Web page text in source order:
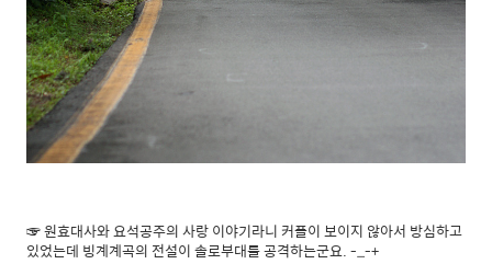
☞ 원효대사와 요석공주의 사랑 이야기라니 커플이 보이지 않아서 방심하고
있었는데 빙계계곡의 전설이 솔로부대를 공격하는군요. -_-+